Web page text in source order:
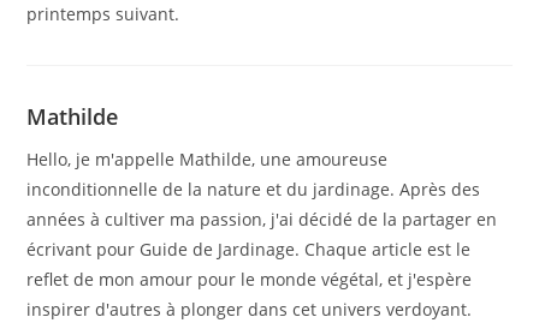
printemps suivant.
Mathilde
Hello, je m'appelle Mathilde, une amoureuse
inconditionnelle de la nature et du jardinage. Après des
années à cultiver ma passion, j'ai décidé de la partager en
écrivant pour Guide de Jardinage. Chaque article est le
reflet de mon amour pour le monde végétal, et j'espère
inspirer d'autres à plonger dans cet univers verdoyant.